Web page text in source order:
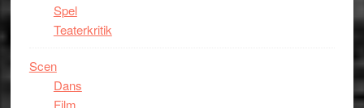
Spel
Teaterkritik
Scen
Dans
Film